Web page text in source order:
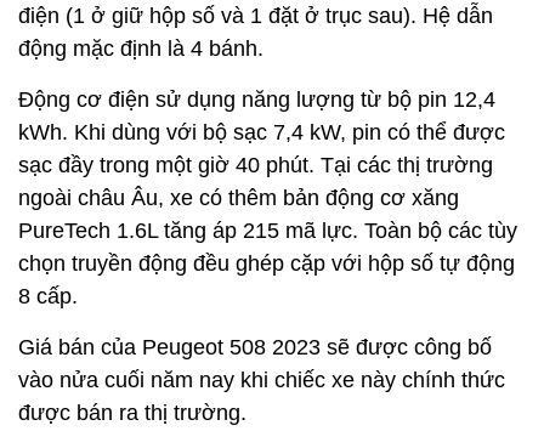
điện (1 ở giữ hộp số và 1 đặt ở trục sau). Hệ dẫn
động mặc định là 4 bánh.
Động cơ điện sử dụng năng lượng từ bộ pin 12,4
kWh. Khi dùng với bộ sạc 7,4 kW, pin có thể được
sạc đầy trong một giờ 40 phút. Tại các thị trường
ngoài châu Âu, xe có thêm bản động cơ xăng
PureTech 1.6L tăng áp 215 mã lực. Toàn bộ các tùy
chọn truyền động đều ghép cặp với hộp số tự động
8 cấp.
Giá bán của Peugeot 508 2023 sẽ được công bố
vào nửa cuối năm nay khi chiếc xe này chính thức
được bán ra thị trường.